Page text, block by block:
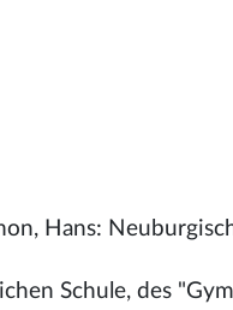
Hans:
Schule, des